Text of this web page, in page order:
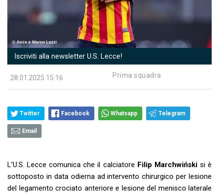
Iscriviti alla newsletter U.S. Lecce!
28.01.2025 15:16 Prima squadra
Twitter Facebook Whatsapp Telegram
Email
L’U.S. Lecce comunica che il calciatore Filip Marchwińskisi è
sottoposto in data odierna ad intervento chirurgico per lesione
del legamento crociato anteriore e lesione del menisco laterale